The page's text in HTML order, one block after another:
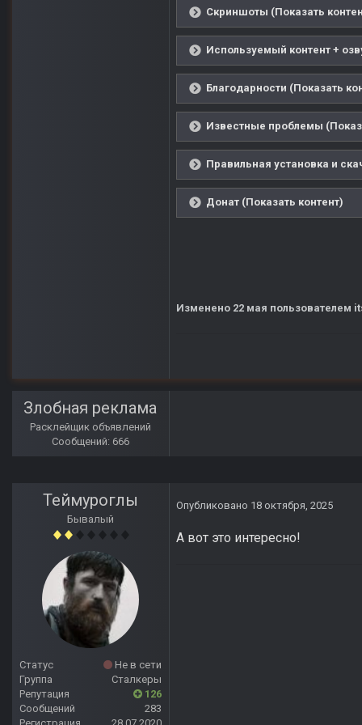
Скриншоты (Показать
Используемый контент +
Благодарности (Показать
Известные проблемы
Правильная установка и
Донат (Показать контент)
Изменено 22 мая пользователем
Злобная реклама
Расклейщик объявлений
Сообщений: 666
Теймуроглы
Бывалый
Статус
Не в сети
Группа
Сталкеры
Репутация
126
Сообщений
283
Опубликовано 18 октября, 2025
А вот это интересно!